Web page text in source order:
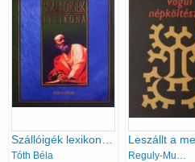
Tóth Béla Reguly-Munkácsi-Kálmán